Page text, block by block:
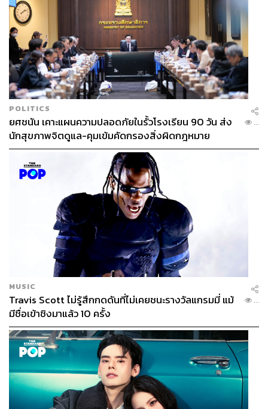
POLITICS
ยศชนัน เคาะแผนความปลอดภัยในรั้วโรงเรียน 90 วัน ส่ง
นักสุขภาพจิตดูแล-คุมเข้มคัดกรองสิ่งผิดกฎหมาย
...
MUSIC
Travis Scott ไม่รู้สึกกดดันที่ไม่เคยชนะรางวัลแกรมมี่ แม้
มีชื่อเข้าชิงมาแล้ว 10 ครั้ง
...